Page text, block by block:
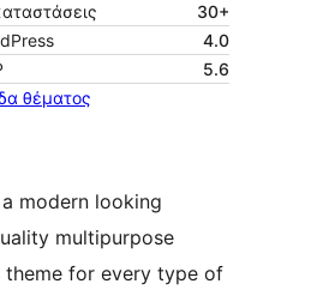
30+
4.0
5.6
θέματος
modern looking
multipurpose
theme for every type of